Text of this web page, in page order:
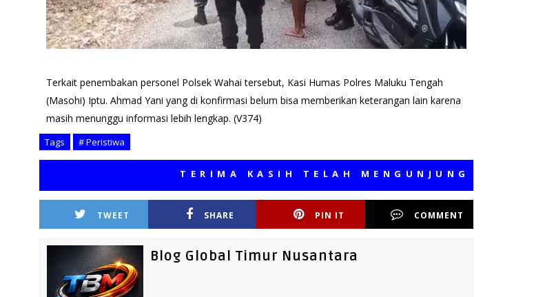
Terkait penembakan personel Polsek Wahai tersebut, Kasi Humas Polres Maluku Tengah
(Masohi) Iptu. Ahmad Yani yang di konfirmasi belum bisa memberikan keterangan lain karena
masih menunggu informasi lebih lengkap. (V374)
Tags # Peristiwa
TERIMA KASIH TELAH MENGUNJUNGI MEDIA KAMI,
TWEET SHARE PIN IT COMMENT
Blog Global Timur Nusantara